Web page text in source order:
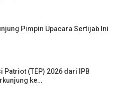
Pimpin Upacara Sertijab Ini
Patriot (TEP) 2026 dari IPB
ke…